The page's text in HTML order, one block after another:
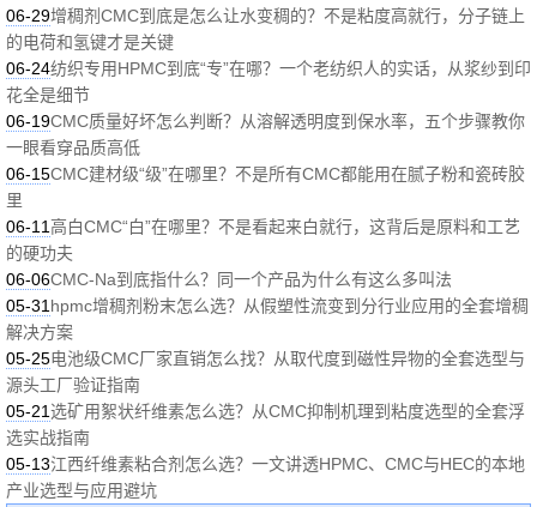
06-29增稠剂CMC到底是怎么让水变稠的？不是粘度高就行，分子链上
的电荷和氢键才是关键
06-24纺织专用HPMC到底“专”在哪？一个老纺织人的实话，从浆纱到印
花全是细节
06-19CMC质量好坏怎么判断？从溶解透明度到保水率，五个步骤教你
一眼看穿品质高低
06-15CMC建材级“级”在哪里？不是所有CMC都能用在腻子粉和瓷砖胶
里
06-11高白CMC“白”在哪里？不是看起来白就行，这背后是原料和工艺
的硬功夫
06-06CMC-Na到底指什么？同一个产品为什么有这么多叫法
05-31 hpmc增稠剂粉末怎么选？从假塑性流变到分行业应用的全套增稠
解决方案
05-25电池级CMC厂家直销怎么找？从取代度到磁性异物的全套选型与
源头工厂验证指南
05-21选矿用絮状纤维素怎么选？从CMC抑制机理到粘度选型的全套浮
选实战指南
05-13江西纤维素粘合剂怎么选？一文讲透HPMC、CMC与HEC的本地
产业选型与应用避坑